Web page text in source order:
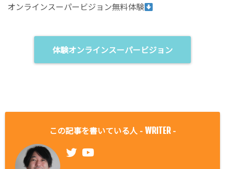
オンラインスーパービジョン無料体験
体験オンラインスーパービジョン
この記事を書いている人 - WRITER -